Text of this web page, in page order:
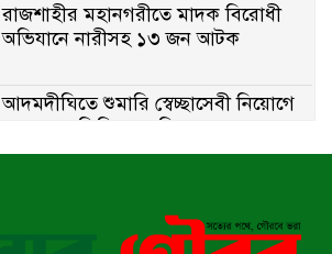
রাজশাহীর মহানগরীতে মাদক বিরোধী
অভিযানে নারীসহ ১৩ জন আটক
আদমদীঘিতে শুমারি স্বেচ্ছাসেবী নিয়োগে
যোগ্যতার ভিত্তিতে তালিকা প্রকাশ;
নির্বাচিতদের আ.লীগ ট্যাগে প্রচারণা
নেওয়ার হুমকি দিলেন দোড়া মাদরাসার
পরিচয় দেওয়া সভাপতি